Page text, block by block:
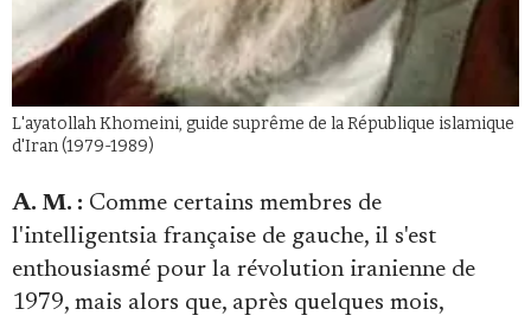
L'ayatollah Khomeini, guide suprême de la République islamique
d'Iran (1979-1989)
A. M. : Comme certains membres de
l'intelligentsia française de gauche, il s'est
enthousiasmé pour la révolution iranienne de
1979, mais alors que, après quelques mois,